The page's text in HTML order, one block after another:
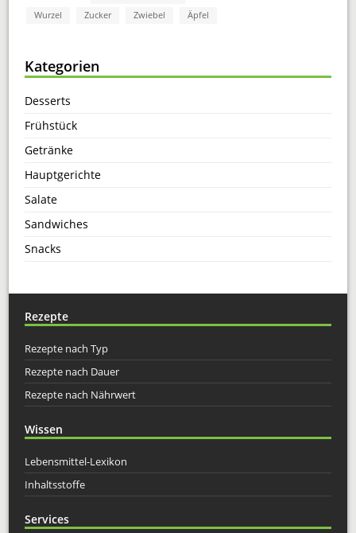
Wurzel Zucker Zwiebel Äpfel
Kategorien
Desserts
Frühstück
Getränke
Hauptgerichte
Salate
Sandwiches
Snacks
Rezepte
Rezepte nach Typ
Rezepte nach Dauer
Rezepte nach Nährwert
Wissen
Lebensmittel-Lexikon
Inhaltsstoffe
Services